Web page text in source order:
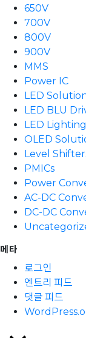
650V
700V
800V
900V
MMS
Power IC
LED
LED BLU
LED
OLED
Level
PMICs
Power
AC-DC
DC-DC
메타
로그인
엔트리 피드
댓글 피드